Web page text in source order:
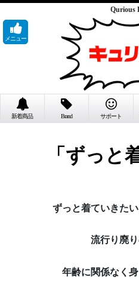
Qurious
「ずっと
ずっと着ていきたい
流行り廃り
年齢に関係なく身
メニュー
新着商品 Brand サポート